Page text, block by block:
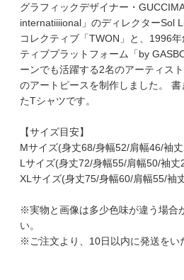
グラフィックデザイナー・
internatiiiional」のディレクターSol
コレクティブ「TWON」と、1996
ティブプラットフォーム「by
ーンでも活躍する2名のアーティス
のアートピースを制作しました。
たTシャツです。
【サイズ目安】
Mサイズ(身丈68/身幅52/肩幅46/袖
Lサイズ(身丈72/身幅55/肩幅50/袖丈
XLサイズ(身丈75/身幅60/肩幅55/袖
※実物と画像は多少色味が違う場合
い。
※ご注文より、10日以内に発送をい